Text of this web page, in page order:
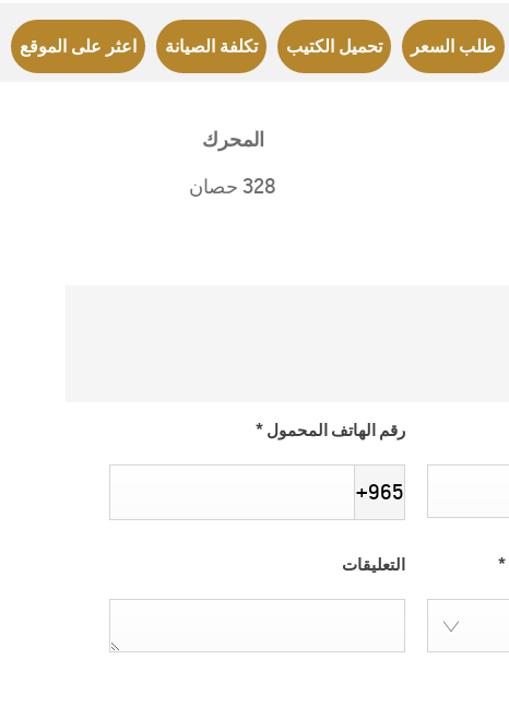
جرووف 2026
2025
إبتداء من 3,999 د.ك‏ اعثر على الموقع تكلفة الصيانة تحميل الكتيب طلب السعر
​المحرك
328 حصان
رقم الهاتف المحمول*
+965
* التعليقات